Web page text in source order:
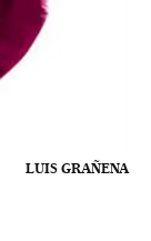
LUIS GRAÑENA